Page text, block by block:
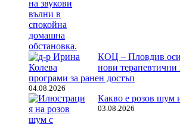
КОЦ – Пловдив
нови
програми за ранен достъп
04.08.2026
Какво е розов шум
03.08.2026